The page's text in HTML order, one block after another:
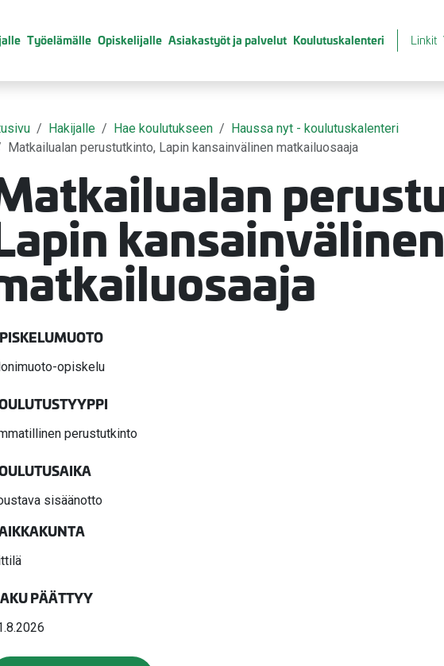
Työelämälle Opiskelijalle Asiakastyöt ja palvelut Koulutuskalenteri Linkit
Hakijalle Hae koulutukseen
Haussa nyt - koulutuskalenteri
Matkailualan perustutkinto, Lapin kansainvälinen matkailuosaaja
kansainvälinen
opiskelu
perustutkinto
sisäänotto
PÄÄTTYY